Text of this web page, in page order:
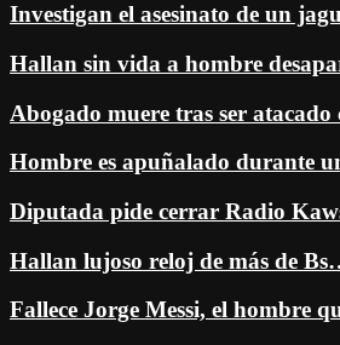
Investigan el asesinato de un
Hallan sin vida a hombre
Abogado muere tras ser
Hombre es apuñalado durante
Diputada pide cerrar Radio
Hallan lujoso reloj de más de
Fallece Jorge Messi, el hombre